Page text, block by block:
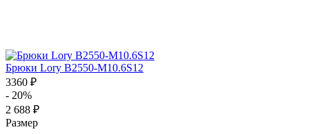
Брюки Lory B2550-M10.6S12
3360 ₽
- 20%
2 688 ₽
Размер